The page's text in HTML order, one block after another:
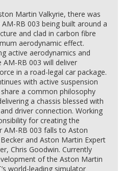
Martin Valkyrie, there was
RB 003 being built around a
and clad in carbon fibre
aerodynamic effect.
active aerodynamics and
RB 003 will deliver
in a road-legal car package.
with active suspension
a common philosophy
a chassis blessed with
driver connection. Working
for creating the
RB 003 falls to Aston
and Aston Martin Expert
Chris Goodwin. Currently
of the Aston Martin
world-leading simulator